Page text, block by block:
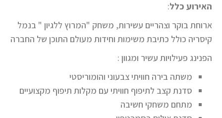
האירוע כלל:
ארוחת בוקר וצהריים עשירות, משחק "המרוץ ללגיון " בנמל
קיסריה כולל כתיבת משימות וחידות מעולם התוכן של החברה
הפנינג פעילויות עשיר ומגוון :
משתה בירה חוויתי צבעוני והומוריסטי
סדנת קצב לתיפוף חוויתי עם מקלות תיפוף מקצועיים
מתחם משחקי חשיבה